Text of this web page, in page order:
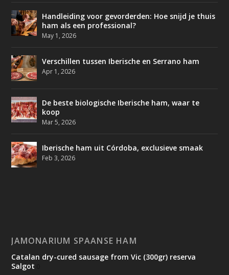
Handleiding voor gevorderden: Hoe snijd je thuis
ham als een professional?
May 1, 2026
Verschillen tussen Iberische en Serrano ham
Apr 1, 2026
De beste biologische Iberische ham, waar te
koop
Mar 5, 2026
Iberische ham uit Córdoba, exclusieve smaak
Feb 3, 2026
JAMONARIUM SPAANSE HAM
Catalan dry-cured sausage from Vic (300gr) reserva
Salgot